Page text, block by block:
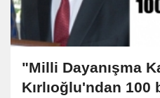
"Milli Dayanışma
Kırlıoğlu'ndan